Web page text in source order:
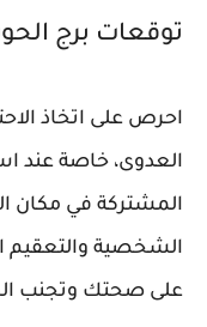
توقعات برج
احرص على اتخاذ
العدوى، خاصة عند
المشتركة في مكان
الشخصية والتعقيم
على صحتك وتجنب